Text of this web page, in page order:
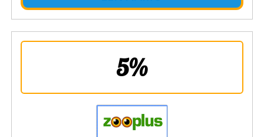
5%